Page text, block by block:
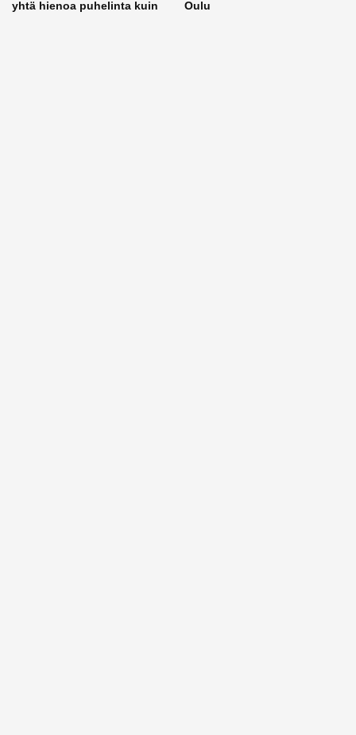
yhtä hienoa puhelinta kuin
Oulu